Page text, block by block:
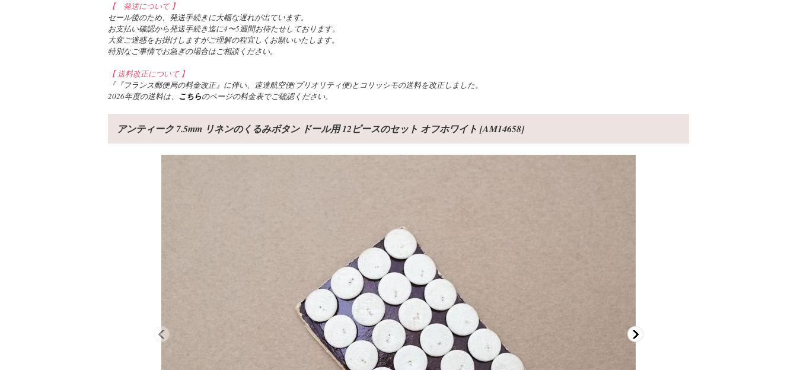
【 発送について 】
セール後のため、発送手続きに大幅な遅れが出ています。
お支払い確認から発送手続き迄に4〜5週間お待たせしております。
大変ご迷惑をお掛けしますがご理解の程宜しくお願いいたします。
特別なご事情でお急ぎの場合はご相談ください。
【 送料改正について 】
『『フランス郵便局の料金改正』に伴い、速達航空便(プリオリティ便)とコリッシモの送料を改正しました。
2026年度の送料は、 こちらのページの料金表でご確認ください。
アンティーク 7.5mm リネンのくるみボタン ドール用 12ピースのセット オフホワイト [AM14658]